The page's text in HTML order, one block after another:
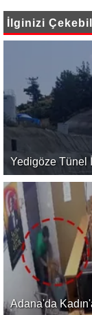
İlginizi
Yedigöze Tünel
Adana'da